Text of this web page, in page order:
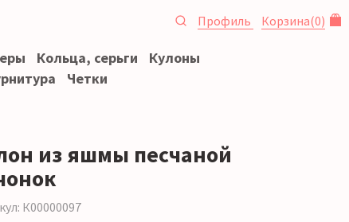
Профиль Корзина(0)
Кольца, серьги
Кулоны
Четки
из яшмы песчаной
К00000097